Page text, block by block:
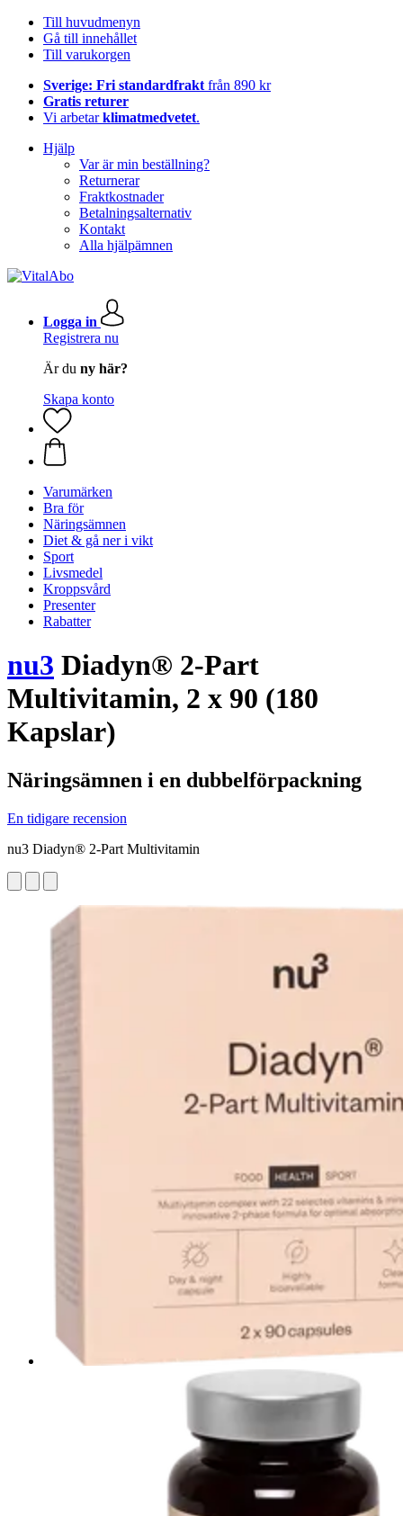
Till huvudmenyn
Gå till innehållet
Till varukorgen
Sverige: Fri standardfrakt från 890 kr
Gratis returer
Vi arbetarklimatmedvetet.
Hjälp
Var är min beställning?
Returnerar
Fraktkostnader
Betalningsalternativ
Kontakt
Alla hjälpämnen
Logga in
Registrera nu
Är du ny här?
Skapa konto
Varumärken
Bra för
Näringsämnen
Diet & gå ner i vikt
Sport
Livsmedel
Kroppsvård
Presenter
Rabatter
nu3 Diadyn® 2-Part
Multivitamin, 2 x 90 (180
Kapslar)
Näringsämnen i en dubbelförpackning
En tidigare recension
nu3 Diadyn® 2-Part Multivitamin